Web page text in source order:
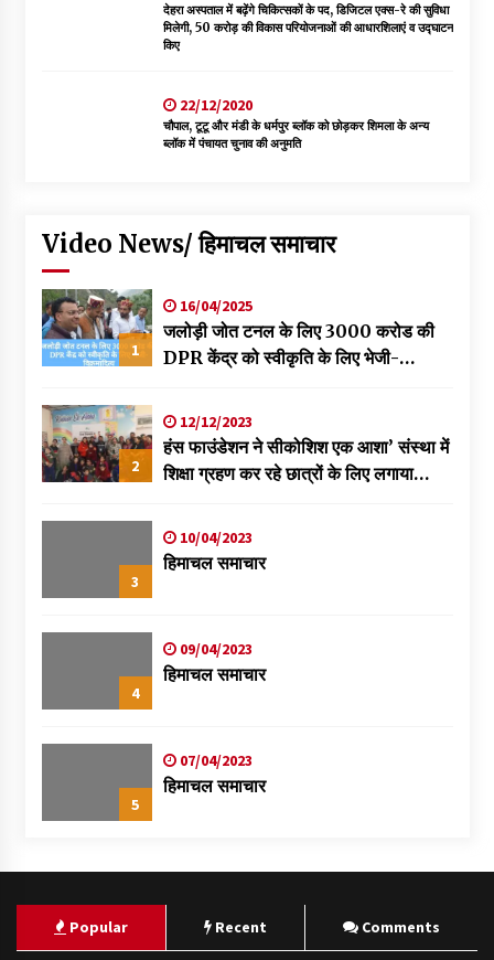
देहरा अस्पताल में बढ़ेंगे चिकित्सकों के पद, डिजिटल एक्स-रे की सुविधा
मिलेगी, 50 करोड़ की विकास परियोजनाओं की आधारशिलाएं व उद्घाटन
किए
22/12/2020
चौपाल, टूटू और मंडी के धर्मपुर ब्लॉक को छोड़कर शिमला के अन्य
ब्लॉक में पंचायत चुनाव की अनुमति
Video News/ हिमाचल समाचार
1
16/04/2025
जलोड़ी जोत टनल के लिए 3000 करोड की
DPR केंद्र को स्वीकृति के लिए भेजी-
2
12/12/2023
हंस फाउंडेशन ने सीकोशिश एक आशा’ संस्था में
शिक्षा ग्रहण कर रहे छात्रों के लिए लगाया
3
10/04/2023
हिमाचल समाचार
4
09/04/2023
हिमाचल समाचार
5
07/04/2023
हिमाचल समाचार
Popular Recent Comments